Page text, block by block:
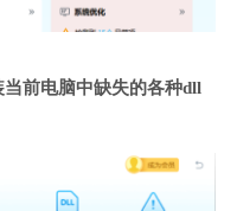
前电脑中缺失的各种dll